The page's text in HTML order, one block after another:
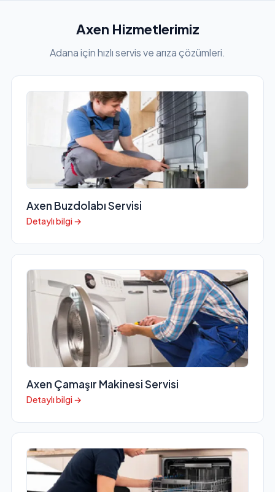
Axen Hizmetlerimiz
Adana için hızlı servis ve arıza çözümleri.
Axen Buzdolabı Servisi
Detaylı bilgi →
Axen Çamaşır Makinesi Servisi
Detaylı bilgi →